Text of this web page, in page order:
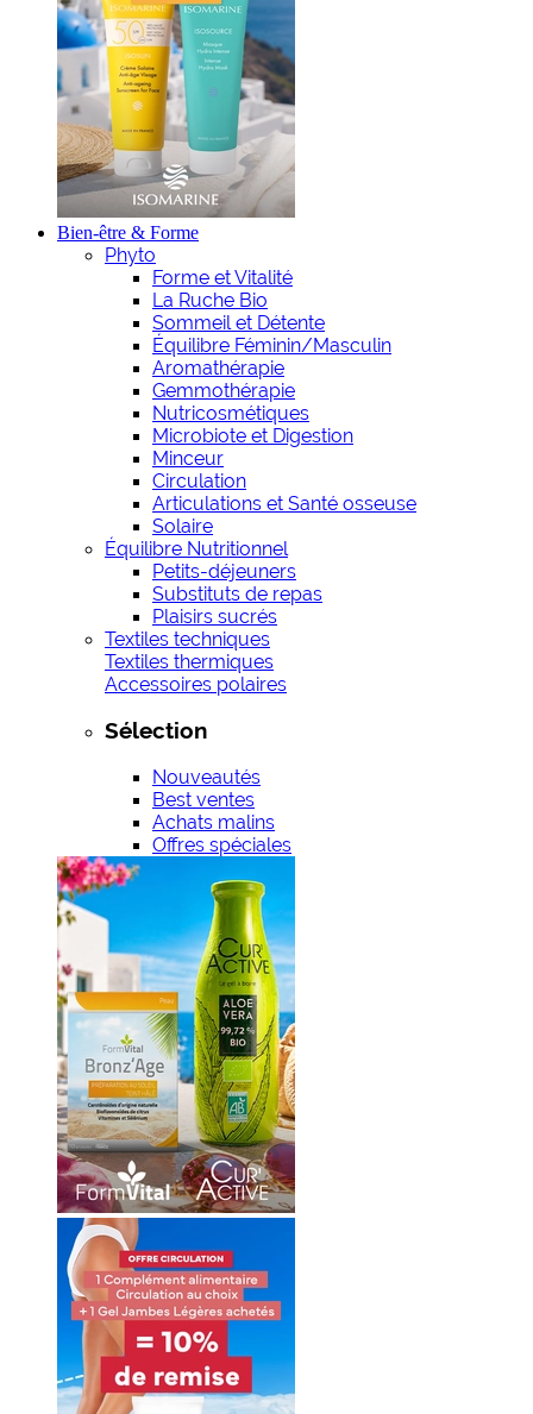
Bien-être & Forme
Phyto
Forme et Vitalité
La Ruche Bio
Sommeil et Détente
Équilibre Féminin/Masculin
Aromathérapie
Gemmothérapie
Nutricosmétiques
Microbiote et Digestion
Minceur
Circulation
Articulations et Santé osseuse
Solaire
Équilibre Nutritionnel
Petits-déjeuners
Substituts de repas
Plaisirs sucrés
Textiles techniques
Textiles thermiques
Accessoires polaires
Sélection
Nouveautés
Best ventes
Achats malins
Offres spéciales